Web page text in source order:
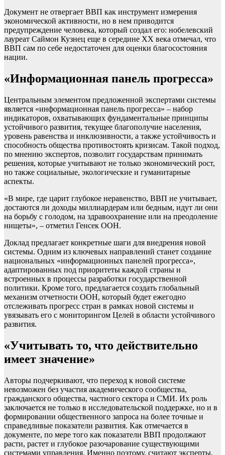
Документ не отвергает ВВП как инструмент измерения
экономической активности, но в нем приводится
предупреждение человека, который создал его: нобелевский
лауреат Саймон Кузнец еще в середине XX века отмечал, что
ВВП сам по себе недостаточен для оценки благосостояния
нации.
«Информационная панель прогресса»
Центральным элементом предложенной экспертами системы
является «информационная панель прогресса» – набор
индикаторов, охватывающих фундаментальные принципы
устойчивого развития, текущее благополучие населения,
уровень равенства и инклюзивности, а также устойчивость и
способность общества противостоять кризисам. Такой подход,
по мнению экспертов, позволит государствам принимать
решения, которые учитывают не только экономический рост,
но также социальные, экологические и гуманитарные
аспекты.
«В мире, где царит глубокое неравенство, ВВП не учитывает,
достаются ли доходы миллиардерам или бедным, идут ли они
на борьбу с голодом, на здравоохранение или на преодоление
нищеты», – отметил Генсек ООН.
Доклад предлагает конкретные шаги для внедрения новой
системы. Одним из ключевых направлений станет создание
национальных «информационных панелей прогресса»,
адаптированных под приоритеты каждой страны и
встроенных в процессы разработки государственной
политики. Кроме того, предлагается создать глобальный
механизм отчетности ООН, который будет ежегодно
отслеживать прогресс стран в рамках новой системы и
увязывать его с мониторингом Целей в области устойчивого
развития.
«Учитывать то, что действительно
имеет значение»
Авторы подчеркивают, что переход к новой системе
невозможен без участия академического сообщества,
гражданского общества, частного сектора и СМИ. Их роль
заключается не только в исследовательской поддержке, но и в
формировании общественного запроса на более точные и
справедливые показатели развития. Как отмечается в
документе, по мере того как показатели ВВП продолжают
расти, растет и глубокое разочарование существующими
системами управления. Именно поэтому, считают эксперты,